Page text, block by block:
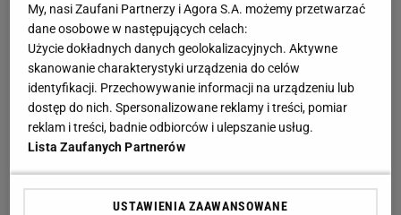
My, nasi Zaufani Partnerzy i Agora S.A. możemy przetwarzać
dane osobowe w następujących celach:
Użycie dokładnych danych geolokalizacyjnych. Aktywne
skanowanie charakterystyki urządzenia do celów
identyfikacji. Przechowywanie informacji na urządzeniu lub
dostęp do nich. Spersonalizowane reklamy i treści, pomiar
reklam i treści, badnie odbiorców i ulepszanie usług.
Lista Zaufanych Partnerów
USTAWIENIA ZAAWANSOWANE